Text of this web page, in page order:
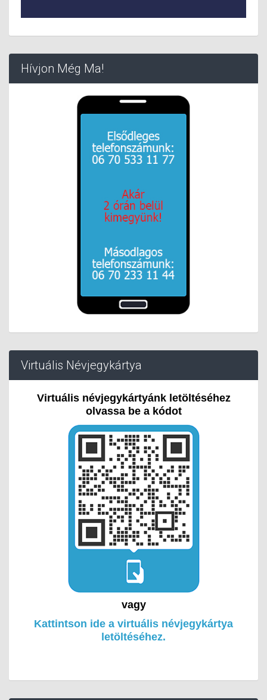
Hívjon Még Ma!
Virtuális Névjegykártya
Virtuális névjegykártyánk letöltéséhez
olvassa be a kódot
vagy
Kattintson ide a virtuális névjegykártya
letöltéséhez.